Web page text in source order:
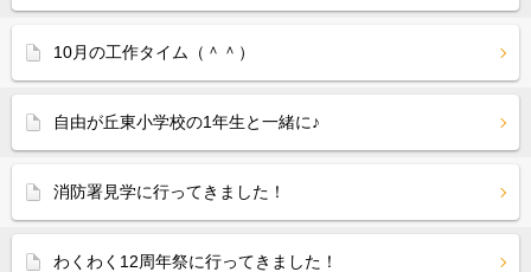
10月の工作タイム（＾＾）
自由が丘東小学校の1年生と一緒に♪
消防署見学に行ってきました！
わくわく12周年祭に行ってきました！